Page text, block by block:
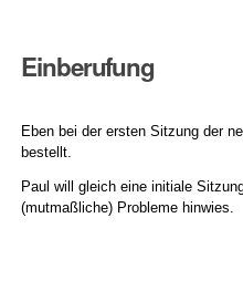
Einberufung
Eben bei der ersten Sitzung der
bestellt.
Paul will gleich eine initiale
(mutmaßliche) Probleme hinwies.